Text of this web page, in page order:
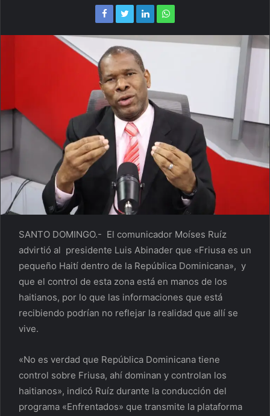
SANTO DOMINGO.- El comunicador Moíses Ruíz
advirtió al presidente Luis Abinader que «Friusa es un
pequeño Haití dentro de la República Dominicana», y
que el control de esta zona está en manos de los
haitianos, por lo que las informaciones que está
recibiendo podrían no reflejar la realidad que allí se
vive.
«No es verdad que República Dominicana tiene
control sobre Friusa, ahí dominan y controlan los
haitianos», indicó Ruíz durante la conducción del
programa «Enfrentados» que transmite la plataforma